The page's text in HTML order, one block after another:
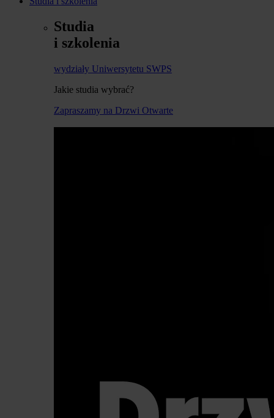
Studia
i szkolenia
wydziały Uniwersytetu SWPS
Jakie studia wybrać?
Zapraszamy na Drzwi Otwarte